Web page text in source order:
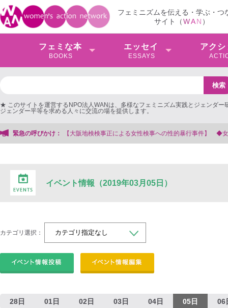
フェミニズムを伝える・学ぶ・つ
サイト（WAN ）
フェミな本
BOOKS
エッセイ
ESSAYS
アクシ
★ このサイトを運営するNPO法人WANは、多様なフェミニズム実践とジェンダー
ジェンダー平等を求める人々に交流の場を提供します。
緊急の呼びかけ：
検事正による女性検事への性的暴行事件】 ◆女性検事を支援する会事務局
イベント情報（2019年03月05日）
カテゴリ選択：
28日 01日 02日 03日 04日 05日 06